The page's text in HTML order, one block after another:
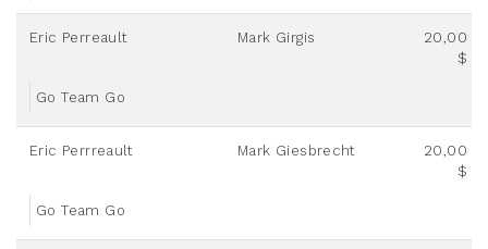
Eric Perreault Mark Girgis
20,00
$
Go Team Go
Eric Perrreault Mark Giesbrecht
20,00
$
Go Team Go